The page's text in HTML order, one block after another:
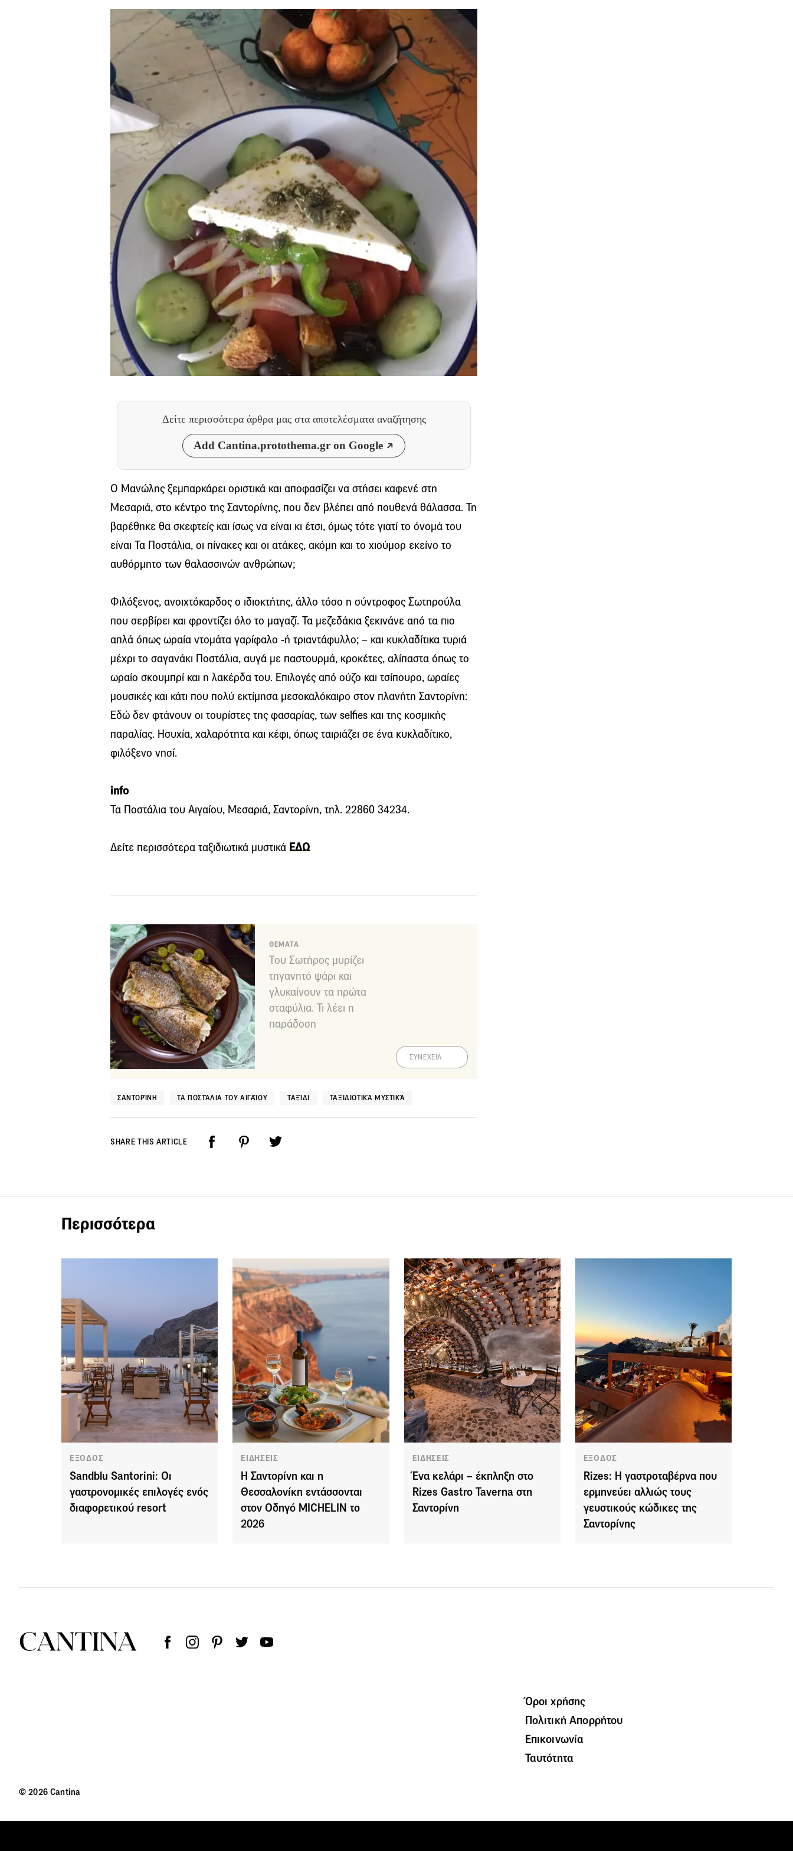
Δείτε περισσότερα άρθρα μας στα αποτελέσματα αναζήτησης
Add Cantina.protothema.gr on Google
Ο Μανώλης ξεμπαρκάρει οριστικά και αποφασίζει να στήσει καφενέ στη
Μεσαριά, στο κέντρο της Σαντορίνης, που δεν βλέπει από πουθενά θάλασσα. Τη
βαρέθηκε θα σκεφτείς και ίσως να είναι κι έτσι, όμως τότε γιατί το όνομά του
είναι Τα Ποστάλια, οι πίνακες και οι ατάκες, ακόμη και το χιούμορ εκείνο το
αυθόρμητο των θαλασσινών ανθρώπων;
Φιλόξενος, ανοιχτόκαρδος ο ιδιοκτήτης, άλλο τόσο η σύντροφος Σωτηρούλα
που σερβίρει και φροντίζει όλο το μαγαζί. Τα μεζεδάκια ξεκινάνε από τα πιο
απλά όπως ωραία ντομάτα γαρίφαλο -ή τριαντάφυλλο; – και κυκλαδίτικα τυριά
μέχρι το σαγανάκι Ποστάλια, αυγά με παστουρμά, κροκέτες, αλίπαστα όπως το
ωραίο σκουμπρί και η λακέρδα του. Επιλογές από ούζο και τσίπουρο, ωραίες
μουσικές και κάτι που πολύ εκτίμησα μεσοκαλόκαιρο στον πλανήτη Σαντορίνη:
Εδώ δεν φτάνουν οι τουρίστες της φασαρίας, των selfies και της κοσμικής
παραλίας. Ησυχία, χαλαρότητα και κέφι, όπως ταιριάζει σε ένα κυκλαδίτικο,
φιλόξενο νησί.
info
Τα Ποστάλια του Αιγαίου, Μεσαριά, Σαντορίνη, τηλ. 22860 34234.
Δείτε περισσότερα ταξιδιωτικά μυστικά ΕΔΩ
ΘΕΜΑΤΑ
Του Σωτήρος μυρίζει
τηγανητό ψάρι και
γλυκαίνουν τα πρώτα
σταφύλια. Τι λέει η
παράδοση
ΣΥΝΕΧΕΙΑ
ΣΑΝΤΟΡΊΝΗ ΤΑ ΠΟΣΤΆΛΙΑ ΤΟΥ ΑΙΓΑΊΟΥ ΤΑΞΊΔΙ ΤΑΞΙΔΙΩΤΙΚΆ ΜΥΣΤΙΚΆ
SHARE THIS ARTICLE
Περισσότερα
ΕΞΟΔΟΣ
Sandblu Santorini: Οι
γαστρονομικές επιλογές ενός
διαφορετικού resort
ΕΙΔΗΣΕΙΣ
Η Σαντορίνη και η
Θεσσαλονίκη εντάσσονται
στον Οδηγό MICHELIN το
2026
ΕΙΔΗΣΕΙΣ
Ένα κελάρι – έκπληξη στο
Rizes Gastro Taverna στη
Σαντορίνη
ΕΞΟΔΟΣ
Rizes: Η γαστροταβέρνα που
ερμηνεύει αλλιώς τους
γευστικούς κώδικες της
Σαντορίνης
Όροι χρήσης
Πολιτική Απορρήτου
Επικοινωνία
Ταυτότητα
© 2026 Cantina